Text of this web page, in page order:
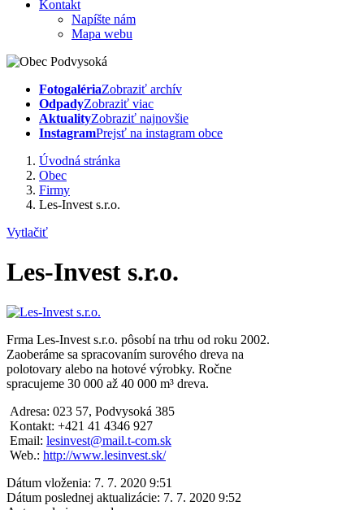
Kontakt
Napíšte nám
Mapa webu
FotogalériaZobraziť archív
OdpadyZobraziť viac
AktualityZobraziť najnovšie
InstagramPrejsť na instagram obce
Úvodná stránka
Obec
Firmy
Les-Invest s.r.o.
Vytlačiť
Les-Invest s.r.o.
Frma Les-Invest s.r.o. pôsobí na trhu od roku 2002.
Zaoberáme sa spracovaním surového dreva na
polotovary alebo na hotové výrobky. Ročne
spracujeme 30 000 až 40 000 m³ dreva.
Adresa: 023 57, Podvysoká 385
Kontakt: +421 41 4346 927
Email: lesinvest@mail.t-com.sk
Web.: http://www.lesinvest.sk/
Dátum vloženia: 7. 7. 2020 9:51
Dátum poslednej aktualizácie: 7. 7. 2020 9:52